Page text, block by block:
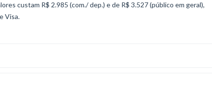
custam R$ 2.985 (com./ dep.) e de R$ 3.527 (público em geral),
Visa.